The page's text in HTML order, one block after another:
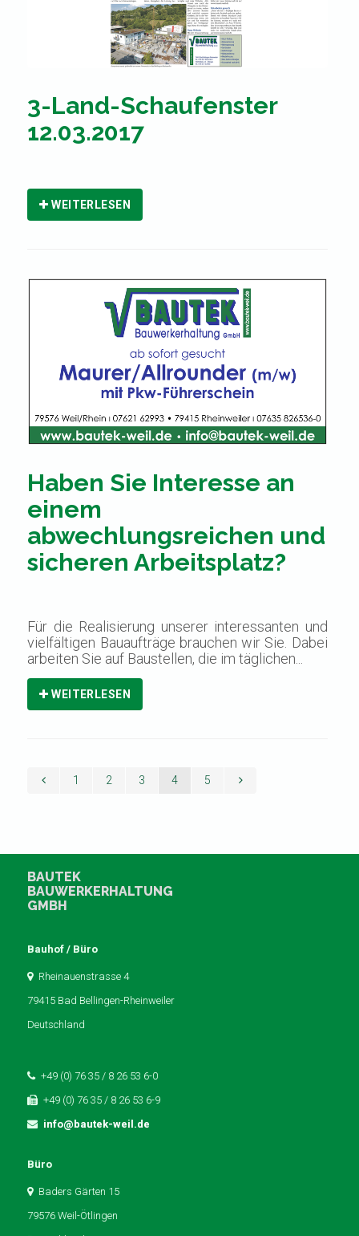
3-Land-Schaufenster
12.03.2017
WEITERLESEN
Haben Sie Interesse an
einem
abwechlungsreichen und
sicheren Arbeitsplatz?
Für die Realisierung unserer interessanten und
vielfältigen Bauaufträge brauchen wir Sie. Dabei
arbeiten Sie auf Baustellen, die im täglichen...
WEITERLESEN
1 2 3 4 5
BAUTEK
BAUWERKERHALTUNG
GMBH
Bauhof / Büro
Rheinauenstrasse 4
79415 Bad Bellingen-Rheinweiler
Deutschland
+49 (0) 76 35 / 8 26 53 6-0
+49 (0) 76 35 / 8 26 53 6-9
info@bautek-weil.de
Büro
Baders Gärten 15
79576 Weil-Ötlingen